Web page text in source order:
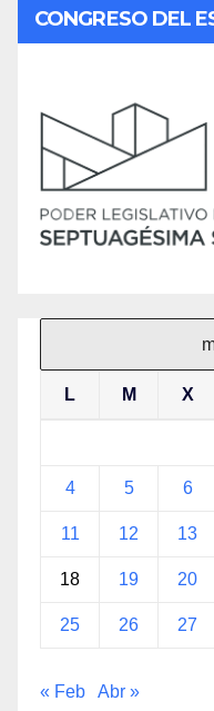
CONGRESO DEL
L M X
4 5 6
11 12 13
18 19 20
25 26 27
« Feb Abr »